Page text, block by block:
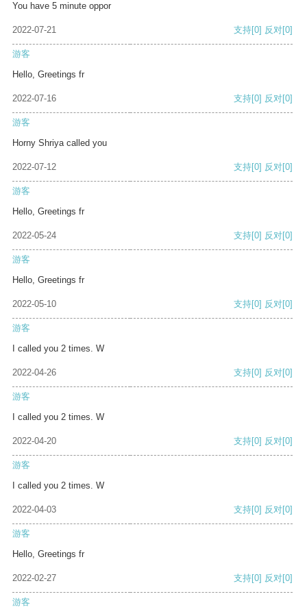
You have 5 minute oppor
2022-07-21 支持[0] 反对[0]
游客
Hello, Greetings fr
2022-07-16 支持[0] 反对[0]
游客
Horny Shriya called you
2022-07-12 支持[0] 反对[0]
游客
Hello, Greetings fr
2022-05-24 支持[0] 反对[0]
游客
Hello, Greetings fr
2022-05-10 支持[0] 反对[0]
游客
I called you 2 times. W
2022-04-26 支持[0] 反对[0]
游客
I called you 2 times. W
2022-04-20 支持[0] 反对[0]
游客
I called you 2 times. W
2022-04-03 支持[0] 反对[0]
游客
Hello, Greetings fr
2022-02-27 支持[0] 反对[0]
游客